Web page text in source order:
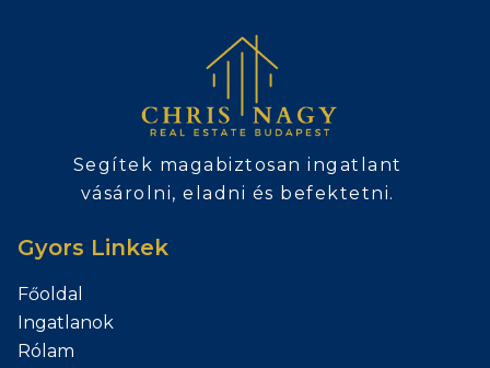
Segítek magabiztosan ingatlant
vásárolni, eladni és befektetni.
Gyors Linkek
Főoldal
Ingatlanok
Rólam